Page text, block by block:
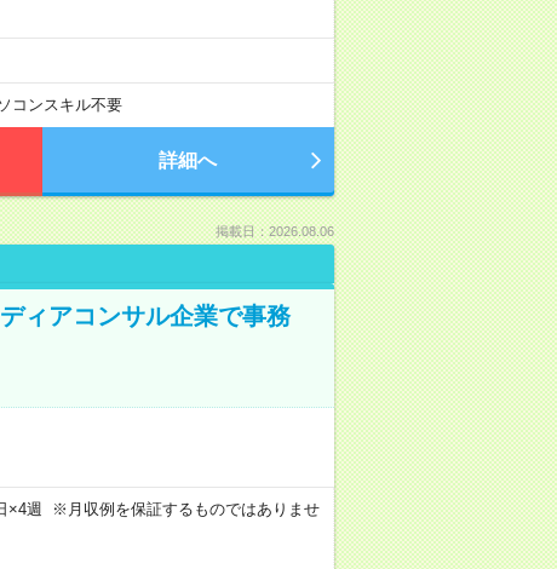
コンスキル不要
詳細へ
掲載日：2026.08.06
ィアコンサル企業で事務
週 ※月収例を保証するものではありませ